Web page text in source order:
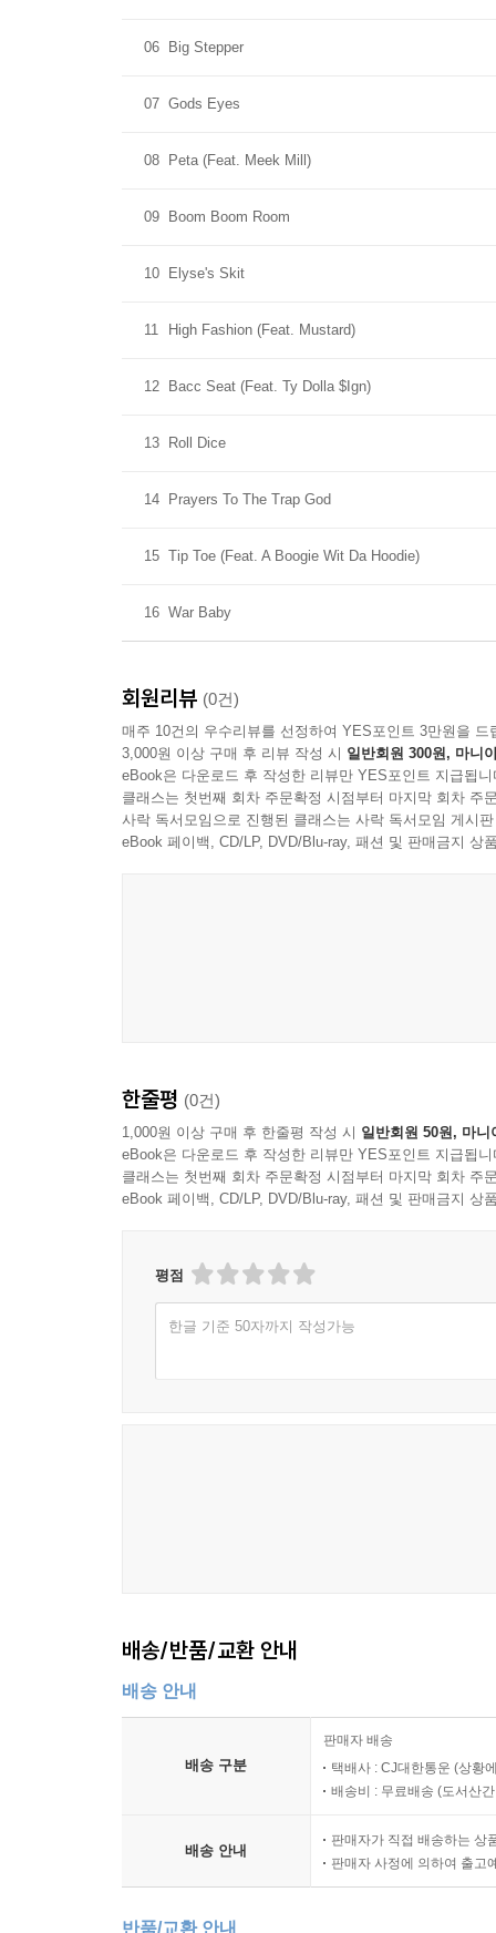
06 Big Stepper
07 Gods Eyes
08 Peta (Feat. Meek Mill)
09 Boom Boom Room
10 Elyse's Skit
11 High Fashion (Feat. Mustard)
12 Bacc Seat (Feat. Ty Dolla $Ign)
13 Roll Dice
14 Prayers To The Trap God
15 Tip Toe (Feat. A Boogie Wit Da Hoodie)
16 War Baby
회원리뷰 (0건)
매주 10건의 우수리뷰를 선정하여 YES포인트 3만원을 드
3,000원 이상 구매 후 리뷰 작성 시 일반회원 300원, 마니
eBook은 다운로드 후 작성한 리뷰만 YES포인트 지급됩니
클래스는 첫번째 회차 주문확정 시점부터 마지막 회차 주
사락 독서모임으로 진행된 클래스는 사락 독서모임 게시
eBook 페이백, CD/LP, DVD/Blu-ray, 패션 및 판매금지 상
한줄평 (0건)
1,000원 이상 구매 후 한줄평 작성 시 일반회원 50원, 마니
eBook은 다운로드 후 작성한 리뷰만 YES포인트 지급됩니
클래스는 첫번째 회차 주문확정 시점부터 마지막 회차 주
eBook 페이백, CD/LP, DVD/Blu-ray, 패션 및 판매금지 상
평점
한글 기준 50자까지 작성가능
배송/반품/교환 안내
배송 안내
배송 구분
판매자 배송
택배사 : CJ대한통운 (상황
배송비 : 무료배송 (도서산
배송 안내
판매자가 직접 배송하는 상
판매자 사정에 의하여 출고
반품/교환 안내